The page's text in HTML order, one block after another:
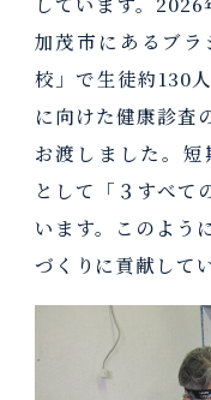
加茂市にあるブ
校」で生徒約130
に向けた健康診査
お渡しました。
として「３すべて
います。このよう
づくりに貢献して
キャンパス紹介
交通アクセス
情報公開
情報公開
教員一覧
教務関連
授業
試験
成績
進級・卒業
各種証明書発行
入試要項
進学
進学